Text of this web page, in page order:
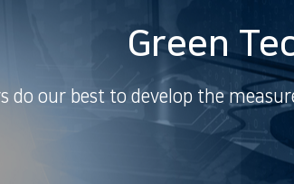
Green
do our best to develop the